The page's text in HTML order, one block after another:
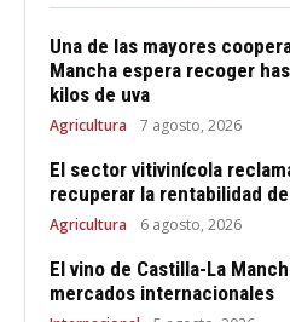
Una de las mayores
Mancha espera recoger
kilos de uva
Agricultura 7 agosto, 2026
El sector vitivinícola
recuperar la rentabilidad
Agricultura 6 agosto, 2026
El vino de Castilla-La
mercados internacionales